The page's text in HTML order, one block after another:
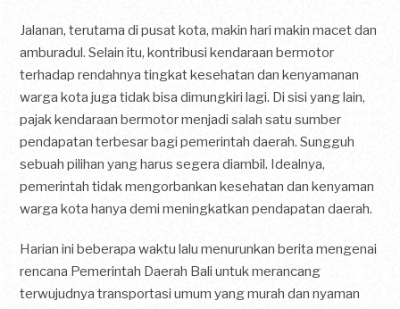
Jalanan, terutama di pusat kota, makin hari makin macet dan
amburadul. Selain itu, kontribusi kendaraan bermotor
terhadap rendahnya tingkat kesehatan dan kenyamanan
warga kota juga tidak bisa dimungkiri lagi. Di sisi yang lain,
pajak kendaraan bermotor menjadi salah satu sumber
pendapatan terbesar bagi pemerintah daerah. Sungguh
sebuah pilihan yang harus segera diambil. Idealnya,
pemerintah tidak mengorbankan kesehatan dan kenyaman
warga kota hanya demi meningkatkan pendapatan daerah.
Harian ini beberapa waktu lalu menurunkan berita mengenai
rencana Pemerintah Daerah Bali untuk merancang
terwujudnya transportasi umum yang murah dan nyaman